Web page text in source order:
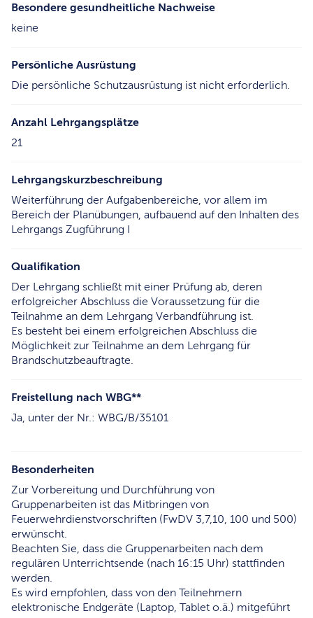
Besondere gesundheitliche Nachweise
keine
Persönliche Ausrüstung
Die persönliche Schutzausrüstung ist nicht erforderlich.
Anzahl Lehrgangsplätze
21
Lehrgangskurzbeschreibung
Weiterführung der Aufgabenbereiche, vor allem im
Bereich der Planübungen, aufbauend auf den Inhalten des
Lehrgangs Zugführung I
Qualifikation
Der Lehrgang schließt mit einer Prüfung ab, deren
erfolgreicher Abschluss die Voraussetzung für die
Teilnahme an dem Lehrgang Verbandführung ist.
Es besteht bei einem erfolgreichen Abschluss die
Möglichkeit zur Teilnahme an dem Lehrgang für
Brandschutzbeauftragte.
Freistellung nach WBG**
Ja, unter der Nr.: WBG/B/35101
Besonderheiten
Zur Vorbereitung und Durchführung von
Gruppenarbeiten ist das Mitbringen von
Feuerwehrdienstvorschriften (FwDV 3,7,10, 100 und 500)
erwünscht.
Beachten Sie, dass die Gruppenarbeiten nach dem
regulären Unterrichtsende (nach 16:15 Uhr) stattfinden
werden.
Es wird empfohlen, dass von den Teilnehmern
elektronische Endgeräte (Laptop, Tablet o.ä.) mitgeführt